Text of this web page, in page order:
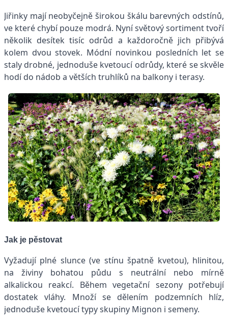
Jiřinky mají neobyčejně širokou škálu barevných odstínů,
ve které chybí pouze modrá. Nyní světový sortiment tvoří
několik desítek tisíc odrůd a každoročně jich přibývá
kolem dvou stovek. Módní novinkou posledních let se
staly drobné, jednoduše kvetoucí odrůdy, které se skvěle
hodí do nádob a větších truhlíků na balkony i terasy.
Jak je pěstovat
Vyžadují plné slunce (ve stínu špatně kvetou), hlinitou,
na živiny bohatou půdu s neutrální nebo mírně
alkalickou reakcí. Během vegetační sezony potřebují
dostatek vláhy. Množí se dělením podzemních hlíz,
jednoduše kvetoucí typy skupiny Mignon i semeny.